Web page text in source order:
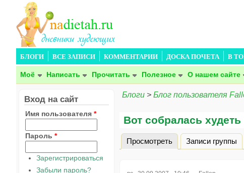
БЛОГИ ВСЕ ЗАПИСИ КОММЕНТАРИИ ДОСКА ПОЧЕТА В
Моё Написать Прочитать Полезное О нашем сайте
Блоги > Блог пользователя
Вот собралась
Главные вкладки
Просмотреть (активная вкладка)
Записи группы
Вход на сайт
Имя пользователя *
Пароль *
Зарегистрироваться
Забыли пароль?